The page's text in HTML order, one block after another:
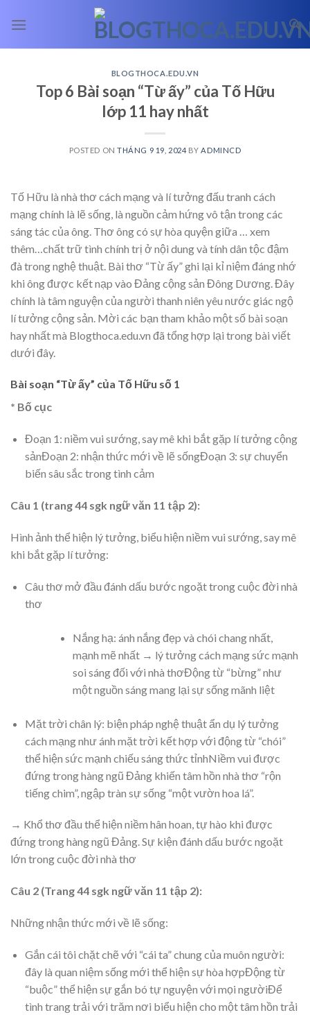
BLOGTHOCA.EDU.VN
Top 6 Bài soạn “Từ ấy” của Tố Hữu
lớp 11 hay nhất
POSTED ONTHÁNG 9 19, 2024 BY ADMINCD
Tố Hữu là nhà thơ cách mạng và lí tưởng đấu tranh cách
mạng chính là lẽ sống, là nguồn cảm hứng vô tận trong các
sáng tác của ông. Thơ ông có sự hòa quyện giữa
… xem
thêm… chất trữ tình chính trị ở nội dung và tính dân tộc đậm
đà trong nghệ thuật. Bài thơ “Từ ấy” ghi lại kỉ niệm đáng nhớ
khi ông được kết nạp vào Đảng cộng sản Đông Dương. Đây
chính là tâm nguyện của người thanh niên yêu nước giác ngộ
lí tưởng cộng sản. Mời các bạn tham khảo một số bài soạn
hay nhất mà Blogthoca.edu.vn đã tổng hợp lại trong bài viết
dưới đây.
Bài soạn “Từ ấy” của Tố Hữu số 1
* Bố cục
Đoạn 1: niềm vui sướng, say mê khi bắt gặp lí tưởng cộng
sảnĐoạn 2: nhận thức mới về lẽ sốngĐoạn 3: sự chuyển
biến sâu sắc trong tình cảm
Câu 1 (trang 44 sgk ngữ văn 11 tập 2):
Hình ảnh thể hiện lý tưởng, biểu hiện niềm vui sướng, say mê
khi bắt gặp lí tưởng:
Câu thơ mở đầu đánh dấu bước ngoặt trong cuộc đời nhà
thơ
Nắng hạ: ánh nắng đẹp và chói chang nhất,
mạnh mẽ nhất → lý tưởng cách mạng sức mạnh
soi sáng đối với nhà thơĐộng từ “bừng” như
một nguồn sáng mang lại sự sống mãnh liệt
Mặt trời chân lý: biện pháp nghệ thuật ẩn dụ lý tưởng
cách mạng như ánh mặt trời kết hợp với động từ “chói”
thể hiện sức mạnh chiếu sáng thức tỉnhNiềm vui được
đứng trong hàng ngũ Đảng khiến tâm hồn nhà thơ “rộn
tiếng chim”, ngập tràn sự sống “một vườn hoa lá”.
→ Khổ thơ đầu thể hiện niềm hân hoan, tự hào khi được
đứng trong hàng ngũ Đảng. Sự kiện đánh dấu bước ngoặt
lớn trong cuộc đời nhà thơ
Câu 2 (Trang 44 sgk ngữ văn 11 tập 2):
Những nhận thức mới về lẽ sống:
Gắn cái tôi chặt chẽ với “cái ta” chung của muôn người:
đây là quan niệm sống mới thể hiện sự hòa hợpĐộng từ
“buộc” thể hiện sự gắn bó tự nguyện với mọi ngườiĐể
tình trang trải với trăm nơi biểu hiện cho một tâm hồn trải